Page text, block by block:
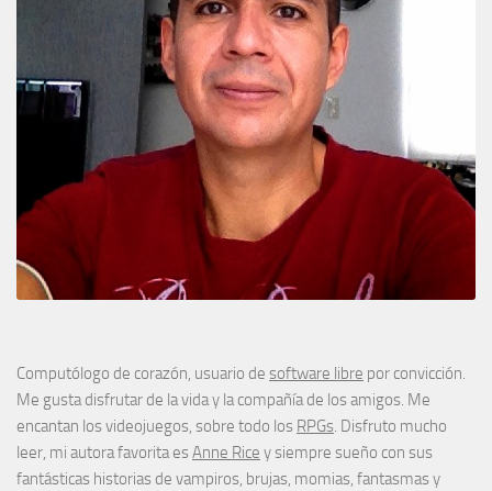
Computólogo de corazón, usuario de software libre por convicción.
Me gusta disfrutar de la vida y la compañía de los amigos. Me
encantan los videojuegos, sobre todo los RPGs. Disfruto mucho
leer, mi autora favorita esAnne Rice y siempre sueño con sus
fantásticas historias de vampiros, brujas, momias, fantasmas y